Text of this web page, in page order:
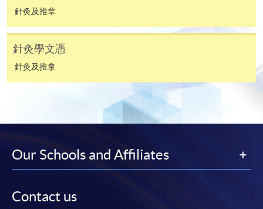
表可向報名中心或有關課程負責人索取。填妥申請
往報名中心或以郵遞方式遞交。
​學院為學歷頒授課程特設「註冊及學費通知」，適
用於一般學歷頒授課程。
課程負責人會為學員送上「註冊及學費通知」
(「通知」)，請填妥有關「通知」，並親往報名中
針灸及推拿
針灸學文憑
針灸及推拿
Our Schools and Affiliates
Contact us